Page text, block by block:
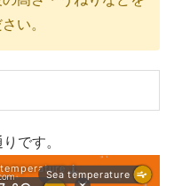
い。
です。